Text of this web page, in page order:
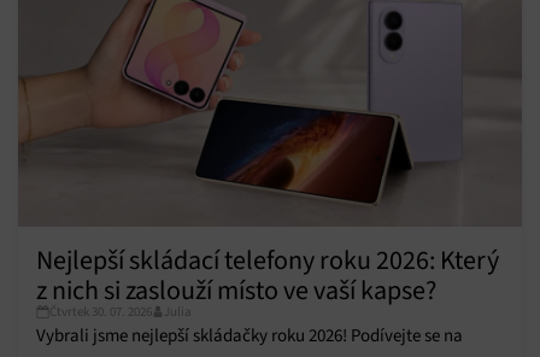
Přiřazování a kombinování údajů z jiných zdrojů
údajů, Propojení různých zařízení, Identifikace
zařízení na základě automaticky přenášených
podvodů a odstraňování chyb, Poskytování a
zobrazování reklamy a obsahu, Ukládání a sdělování
voleb ochrany osobních údajů.
Vždy aktivní
Nejlepší skládací telefony roku 2026: Který
z nich si zaslouží místo ve vaší kapse?
Čtvrtek 30. 07. 2026 Julia
Vybrali jsme nejlepší skládačky roku 2026! Podívejte se na